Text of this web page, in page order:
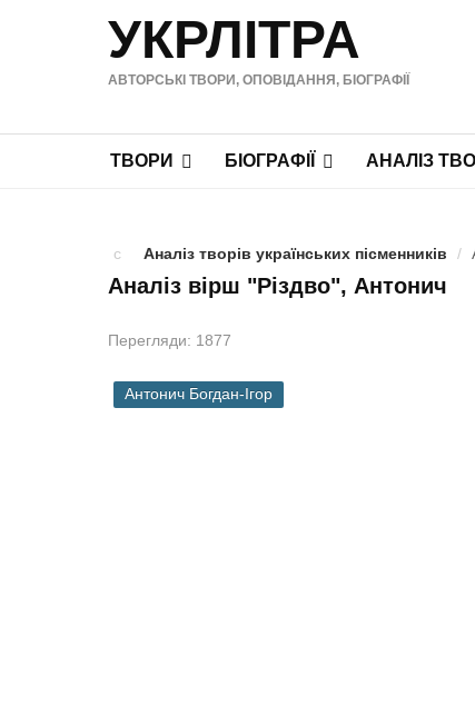
УКРЛІТРА
АВТОРСЬКІ ТВОРИ, ОПОВІДАННЯ, БІОГРАФІЇ
ТВОРИ БІОГРАФІЇ АНАЛІЗ
Аналіз творів українських пісменників /
Аналіз вірш "Різдво", Антонич
Перегляди: 1877
Антонич Богдан-Ігор